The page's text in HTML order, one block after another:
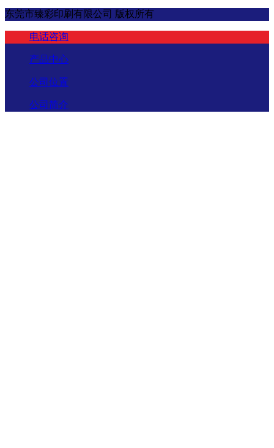
东莞市臻彩印刷有限公司 版权所有
电话咨询
产品中心
公司位置
公司简介